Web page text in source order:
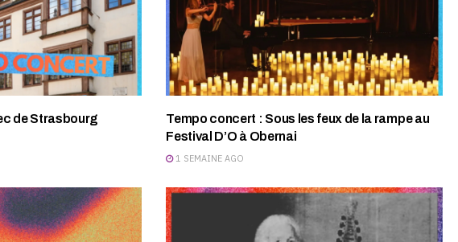
de Strasbourg
Tempo concert : Sous les feux de la rampe au
Festival D’O à Obernai
1 SEMAINE AGO